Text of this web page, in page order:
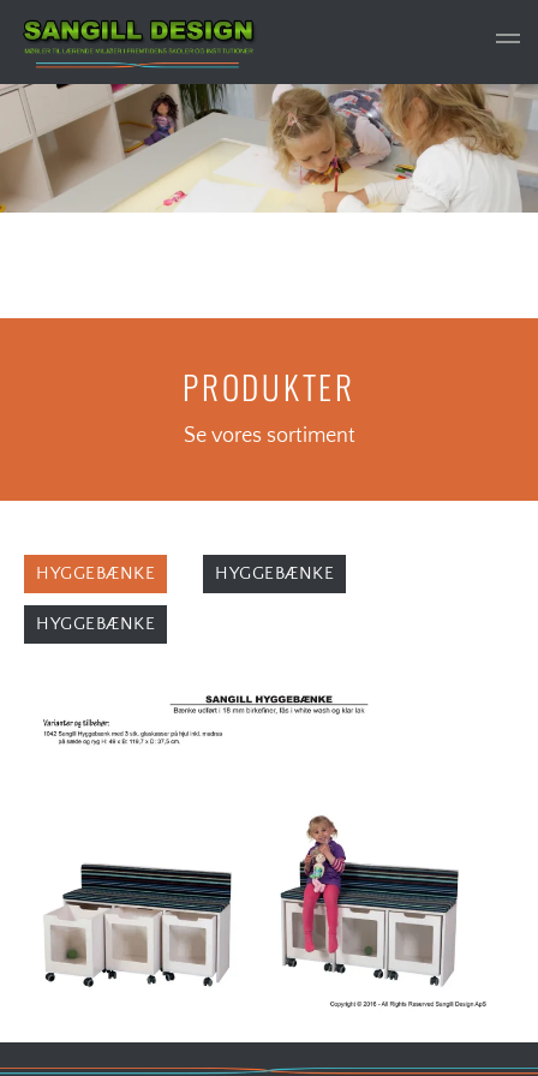
Gå til hovedindhold
PRODUKTER
Se vores sortiment
HYGGEBÆNKE HYGGEBÆNKE
HYGGEBÆNKE